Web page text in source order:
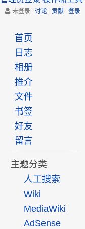
未登录 讨论 贡献 登录
首页
日志
相册
推介
文件
书签
好友
留言
主题分类
人工搜索
Wiki
MediaWiki
AdSense